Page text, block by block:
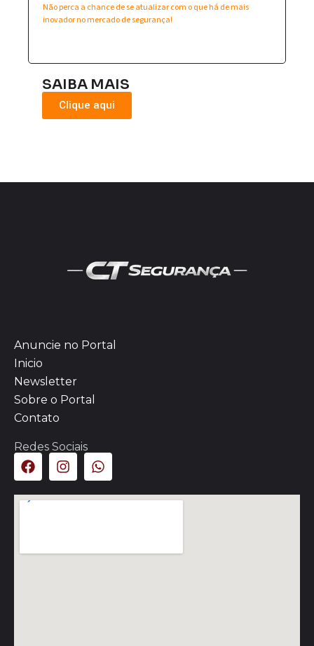
Não perca a chance de se atualizar com o que há de mais
inovador no mercado de segurança!
SAIBA MAIS
Clique aqui
Anuncie no Portal
Inicio
Newsletter
Sobre o Portal
Contato
Redes Sociais